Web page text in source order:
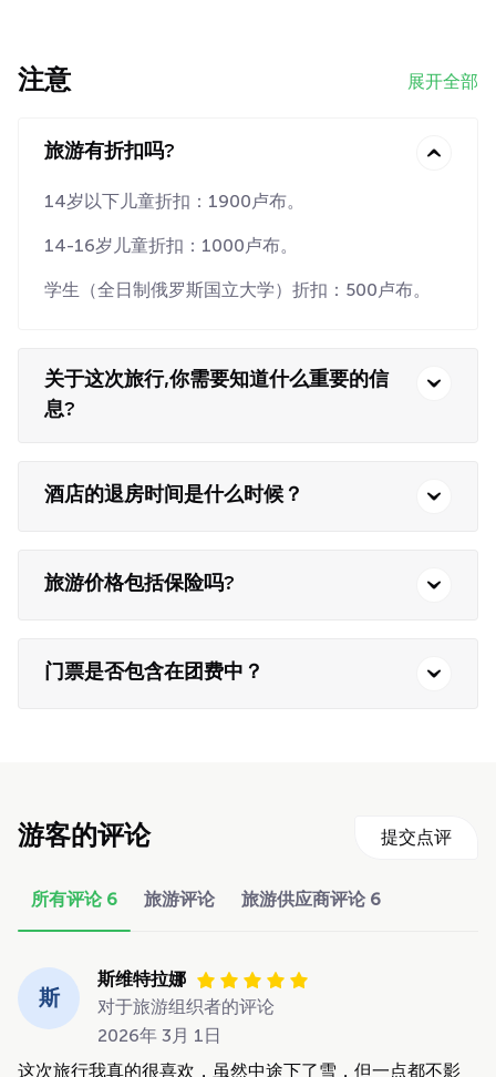
注意 展开全部
旅游有折扣吗?
14岁以下儿童折扣：1900卢布。
14-16岁儿童折扣：1000卢布。
学生（全日制俄罗斯国立大学）折扣：500卢布。
关于这次旅行,你需要知道什么重要的信
息?
酒店的退房时间是什么时候？
旅游价格包括保险吗?
门票是否包含在团费中？
游客的评论 提交点评
所有评论 6 旅游评论 旅游供应商评论 6
斯
斯维特拉娜
对于旅游组织者的评论
2026年 3月 1日
这次旅行我真的很喜欢，虽然中途下了雪，但一点都不影